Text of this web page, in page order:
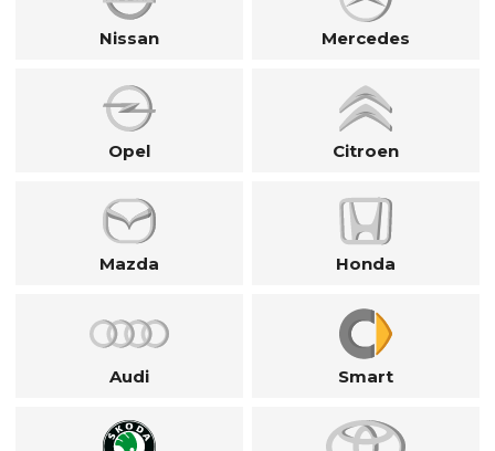
Nissan Mercedes
Opel Citroen
Mazda Honda
Audi Smart